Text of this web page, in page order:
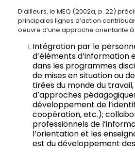
D’ailleurs, le MEQ (2002a, p. 22)
principales lignes d’action
oeuvre d’une approche orientante à
Intégration par le
d’éléments d’information
dans les programmes
de mises en situation ou
tirées du monde du
d’approches
développement de
coopération, etc.);
professionnels de
l’orientation et les
est du développement